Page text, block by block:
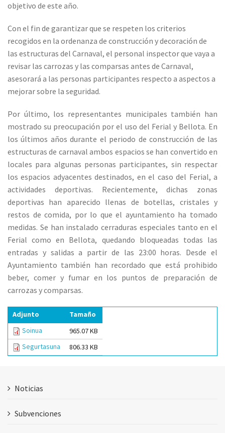
objetivo de este año.
Con el fin de garantizar que se respeten los criterios
recogidos en la ordenanza de construcción y decoración de
las estructuras del Carnaval, el personal inspector que vaya a
revisar las carrozas y las comparsas antes de Carnaval,
asesorará a las personas participantes respecto a aspectos a
mejorar sobre la seguridad.
Por último, los representantes municipales también han
mostrado su preocupación por el uso del Ferial y Bellota. En
los últimos años durante el periodo de construcción de las
estructuras de carnaval ambos espacios se han convertido en
locales para algunas personas participantes, sin respectar
los espacios adyacentes destinados, en el caso del Ferial, a
actividades deportivas. Recientemente, dichas zonas
deportivas han aparecido llenas de botellas, cristales y
restos de comida, por lo que el ayuntamiento ha tomado
medidas. Se han instalado cerraduras especiales tanto en el
Ferial como en Bellota, quedando bloqueadas todas las
entradas y salidas a partir de las 23:00 horas. Desde el
Ayuntamiento también han recordado que está prohibido
beber, comer y fumar en los puntos de preparación de
carrozas y comparsas.
Adjunto
Tamaño
Soinua
965.07 KB
Segurtasuna
806.33 KB
Noticias
Subvenciones